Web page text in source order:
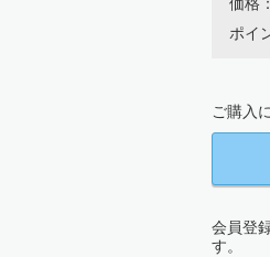
ポイ
ご購入
会員登
す。